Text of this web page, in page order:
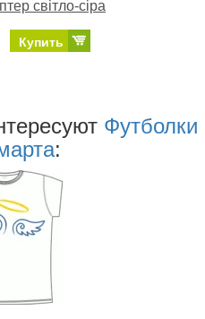
світло-сіра
Купить
Футболки
: